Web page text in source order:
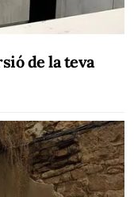
de la teva